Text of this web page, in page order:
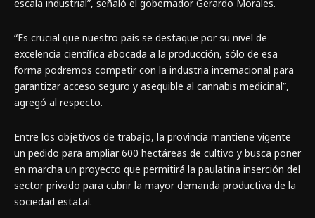
escala industrial”, señaló el gobernador Gerardo Morales.
“Es crucial que nuestro país se destaque por su nivel de
excelencia científica abocada a la producción, sólo de esa
forma podremos competir con la industria internacional para
garantizar acceso seguro y asequible al cannabis medicinal”,
agregó al respecto.
Entre los objetivos de trabajo, la provincia mantiene vigente
un pedido para ampliar 600 hectáreas de cultivo y busca poner
en marcha un proyecto que permitirá la paulatina inserción del
sector privado para cubrir la mayor demanda productiva de la
sociedad estatal.